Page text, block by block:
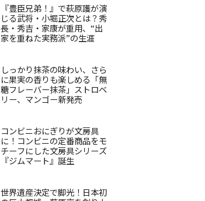
『豊臣兄弟！』で萩原護が演
じる武将・小堀正次とは？秀
長・秀吉・家康が重用、“出
家を重ねた実務派”の生涯
しっかり抹茶の味わい、さら
に果実の香りも楽しめる「無
糖フレーバー抹茶」ストロベ
リー、マンゴー新発売
コンビニおにぎりが文房具
に！コンビニの定番商品をモ
チーフにした文房具シリーズ
『ジムマート』誕生
世界遺産決定で脚光！日本初